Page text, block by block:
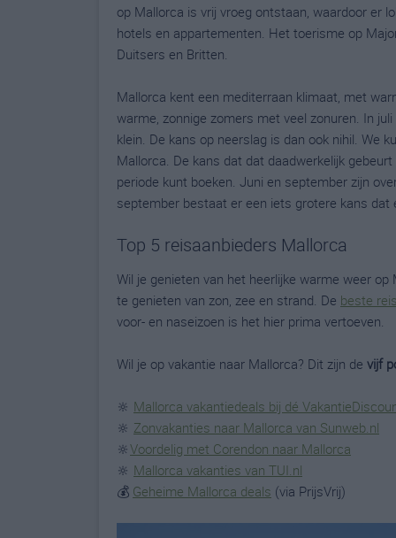
op Mallorca is vrij vroeg ontstaan, waardoor er
hotels en appartementen. Het toerisme op
Duitsers en Britten.
Mallorca kent een mediterraan klimaat, met
warme, zonnige zomers met veel zonuren. In
klein. De kans op neerslag is dan ook nihil. We
Mallorca. De kans dat dat daadwerkelijk
periode kunt boeken. Juni en september zijn
september bestaat er een iets grotere kans dat
Top 5 reisaanbieders Mallorca
Wil je genieten van het heerlijke warme weer
te genieten van zon, zee en strand. De beste
voor- en naseizoen is het hier prima vertoeven.
Wil je op vakantie naar Mallorca? Dit zijn de vijf
🔆 Mallorca vakantiedeals bij dé
🔆 Zonvakanties naar Mallorca van Sunweb.nl
🔆Voordelig met Corendon naar Mallorca
🔆 Mallorca vakanties van TUI.nl
💰 Geheime Mallorca deals (via PrijsVrij)